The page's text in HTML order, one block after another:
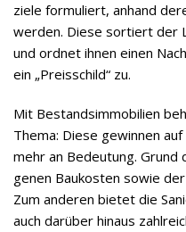
ziele for­mu­liert, anhand
wer­den. Diese sor­tiert der
und ord­net ihnen einen
ein „Preis­schild“ zu.
Mit Bestands­im­mo­bi­lien
Thema: Diese gewin­nen
mehr an Bedeu­tung.
ge­nen Bau­kos­ten sowie
Zum ande­ren bie­tet die
auch dar­über hin­aus